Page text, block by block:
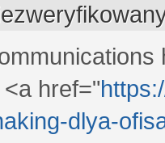
href="
dlya-